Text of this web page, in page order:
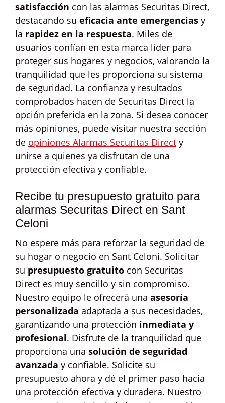
satisfacción con las alarmas Securitas Direct,
destacando su eficacia ante emergencias y
la rapidez en la respuesta. Miles de
usuarios confían en esta marca líder para
proteger sus hogares y negocios, valorando la
tranquilidad que les proporciona su sistema
de seguridad. La confianza y resultados
comprobados hacen de Securitas Direct la
opción preferida en la zona. Si desea conocer
más opiniones, puede visitar nuestra sección
de opiniones Alarmas Securitas Direct y
unirse a quienes ya disfrutan de una
protección efectiva y confiable.
Recibe tu presupuesto gratuito para
alarmas Securitas Direct en Sant
Celoni
No espere más para reforzar la seguridad de
su hogar o negocio en Sant Celoni. Solicitar
su presupuesto gratuito con Securitas
Direct es muy sencillo y sin compromiso.
Nuestro equipo le ofrecerá una asesoría
personalizada adaptada a sus necesidades,
garantizando una protección inmediata y
profesional. Disfrute de la tranquilidad que
proporciona una solución de seguridad
avanzada y confiable. Solicite su
presupuesto ahora y dé el primer paso hacia
una protección efectiva y duradera. Nuestro